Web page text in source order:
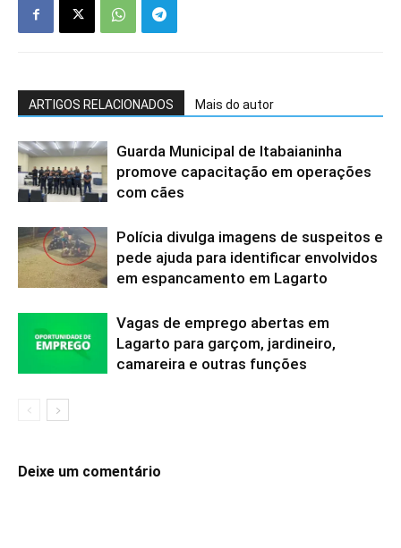
ARTIGOS RELACIONADOS Mais do autor
Guarda Municipal de Itabaianinha
promove capacitação em operações
com cães
Polícia divulga imagens de suspeitos e
pede ajuda para identificar envolvidos
em espancamento em Lagarto
Vagas de emprego abertas em
Lagarto para garçom, jardineiro,
camareira e outras funções
Deixe um comentário